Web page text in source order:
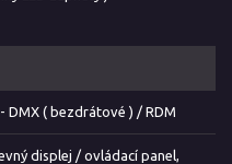
DMX ( bezdrátové ) / RDM
displej / ovládací panel,